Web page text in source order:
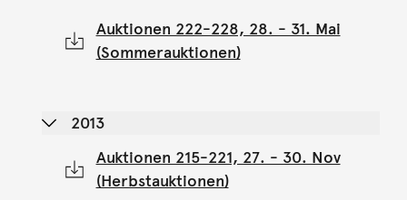
Auktionen 222-228, 28. - 31. Mai
(Sommerauktionen)
2013
Auktionen 215-221, 27. - 30. Nov
(Herbstauktionen)